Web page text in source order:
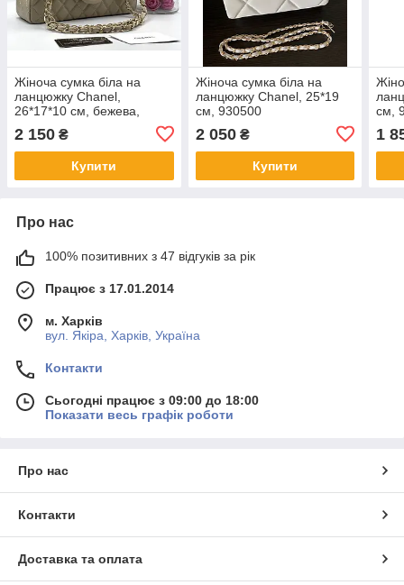
Жіноча сумка біла на
ланцюжку Chanel,
26*17*10 см, бежева,
2 150 ₴
Купити
Жіноча сумка біла на
ланцюжку Chanel, 25*19
см, 930500
2 050₴
Купити
см,
1
Про нас
100% позитивних з 47 відгуків за рік
Працює з 17.01.2014
м. Харків
вул. Якіра, Харків, Україна
Контакти
Сьогодні працює з 09:00 до 18:00
Показати весь графік роботи
Про нас
Контакти
Доставка та оплата